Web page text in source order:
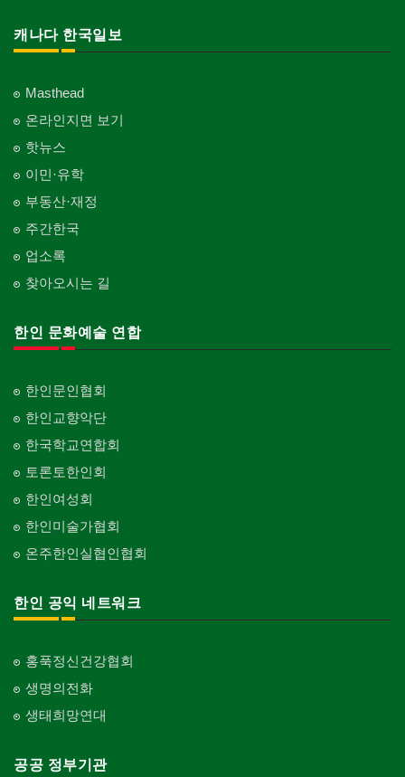
캐나다 한국일보
Masthead
온라인지면 보기
핫뉴스
이민·유학
부동산·재정
주간한국
업소록
찾아오시는 길
한인 문화예술 연합
한인문인협회
한인교향악단
한국학교연합회
토론토한인회
한인여성회
한인미술가협회
온주한인실협인협회
한인 공익 네트워크
홍푹정신건강협회
생명의전화
생태희망연대
공공 정부기관